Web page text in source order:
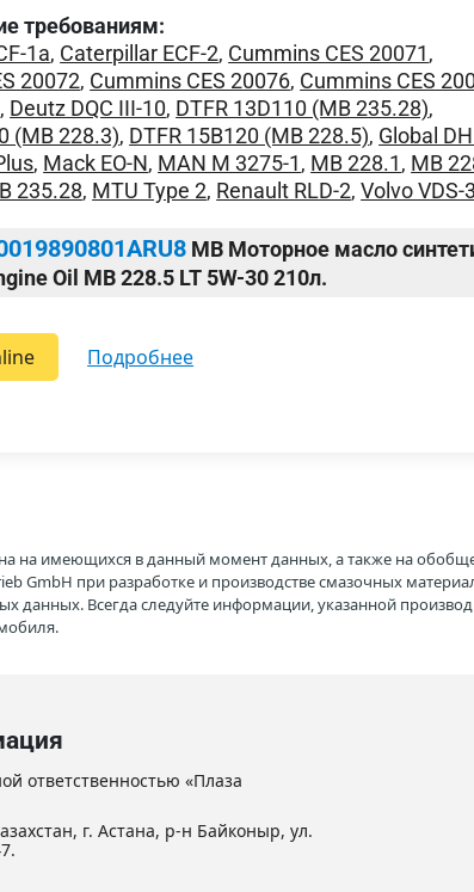
требованиям:
1a, Caterpillar ECF-2, Cummins CES 20071,
20072, Cummins CES 20076, Cummins CES
, Deutz DQC III-10, DTFR 13D110 (MB 235.28),
(MB 228.3), DTFR 15B120 (MB 228.5), Global
, Mack EO-N, MAN M 3275-1, MB 228.1, MB
235.28, MTU Type 2, Renault RLD-2,Volvo VDS-3
MB Моторное масло
Oil MB 228.5 LT 5W-30 210л.
подробнее
на имеющихся в данный момент данных, а также на
GmbH при разработке и производстве смазочных
данных. Всегда следуйте информации, указанной
ответственностью «Плаза
г. Астана, р-н Байконыр, ул.